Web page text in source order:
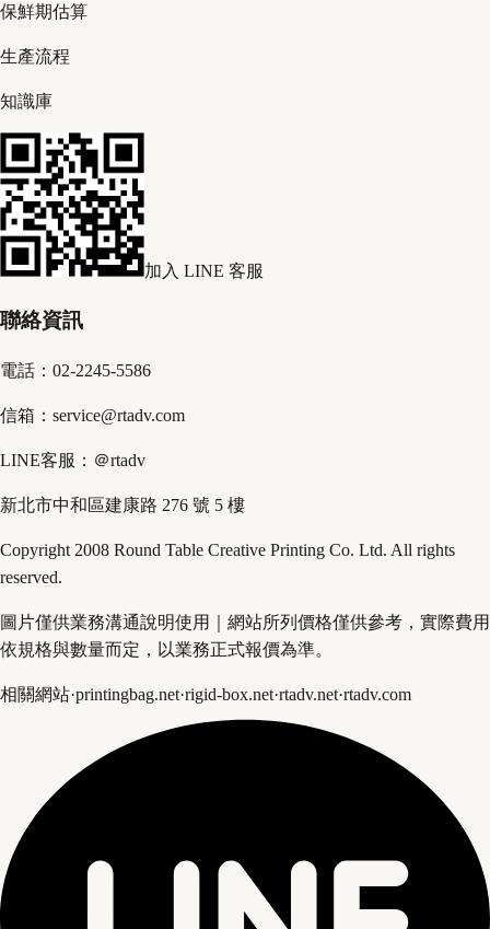
保鮮期估算
生產流程
知識庫
加入 LINE 客服
聯絡資訊
電話：02-2245-5586
信箱：service@rtadv.com
LINE客服：＠rtadv
新北市中和區建康路 276 號 5 樓
Copyright 2008 Round Table Creative Printing Co. Ltd. All rights
reserved.
圖片僅供業務溝通說明使用｜網站所列價格僅供參考，實際費用
依規格與數量而定，以業務正式報價為準。
相關網站·printingbag.net·rigid-box.net·rtadv.net·rtadv.com